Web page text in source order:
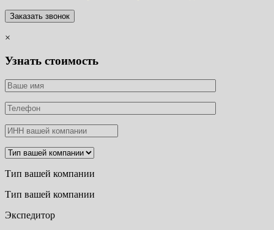
×
Узнать стоимость
Тип вашей компании
Тип вашей компании
Экспедитор